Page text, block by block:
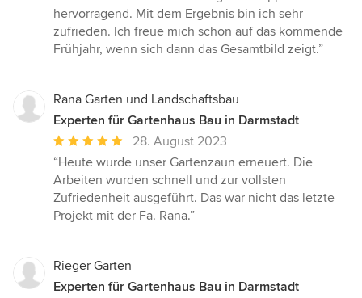
hervorragend. Mit dem Ergebnis bin ich sehr
zufrieden. Ich freue mich schon auf das kommende
Frühjahr, wenn sich dann das Gesamtbild zeigt.”
Rana Garten und Landschaftsbau
Experten für Gartenhaus Bau in Darmstadt
Durchschnittliche
Bewertung:
5
von
5
28. August 2023
“Heute wurde unser Gartenzaun erneuert. Die
Arbeiten wurden schnell und zur vollsten
Zufriedenheit ausgeführt. Das war nicht das letzte
Projekt mit der Fa. Rana.”
Rieger Garten
Experten für Gartenhaus Bau in Darmstadt